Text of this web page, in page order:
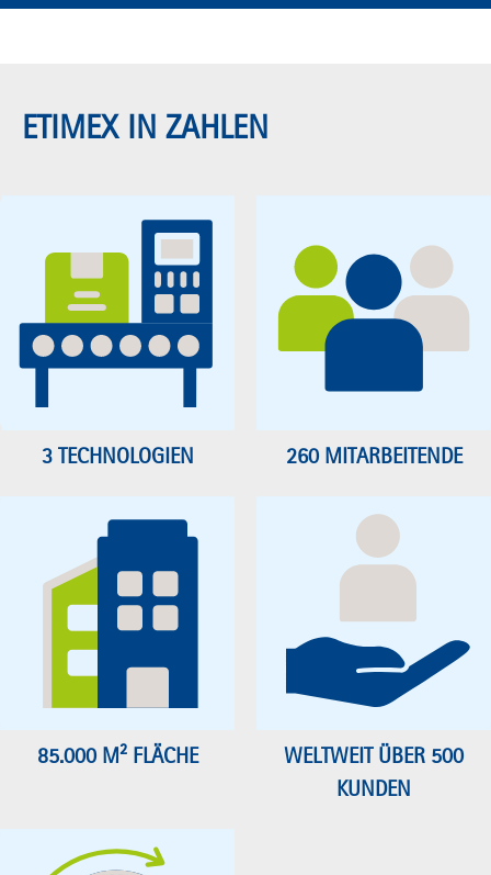
ETIMEX IN ZAHLEN
3 TECHNOLOGIEN 260 MITARBEITENDE
85.000 M² FLÄCHE
WELTWEIT ÜBER 500
KUNDEN